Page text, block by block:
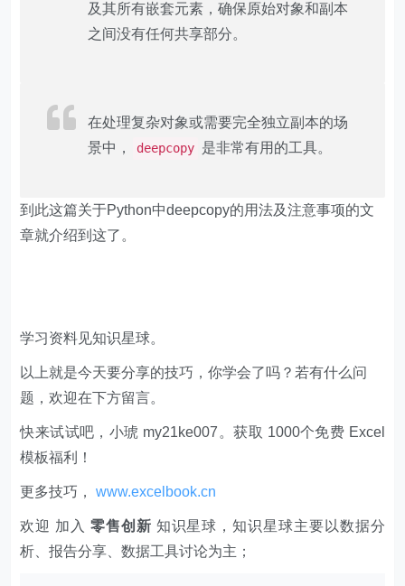
及其所有嵌套元素，确保原始对象和副本
之间没有任何共享部分。
在处理复杂对象或需要完全独立副本的场
景中，
deepcopy 是非常有用的工具。
到此这篇关于Python中deepcopy的用法及注意事项的文
章就介绍到这了。
学习资料见知识星球。
以上就是今天要分享的技巧，你学会了吗？若有什么问
题，欢迎在下方留言。
快来试试吧，小琥 my21ke007。获取 1000个免费 Excel
模板福利​​​​！
更多技巧，www.excelbook.cn
欢迎 加入 零售创新 知识星球，知识星球主要以数据分
析、报告分享、数据工具讨论为主；